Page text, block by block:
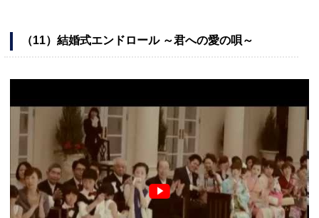
（11）結婚式エンドロール ～君への愛の唄～